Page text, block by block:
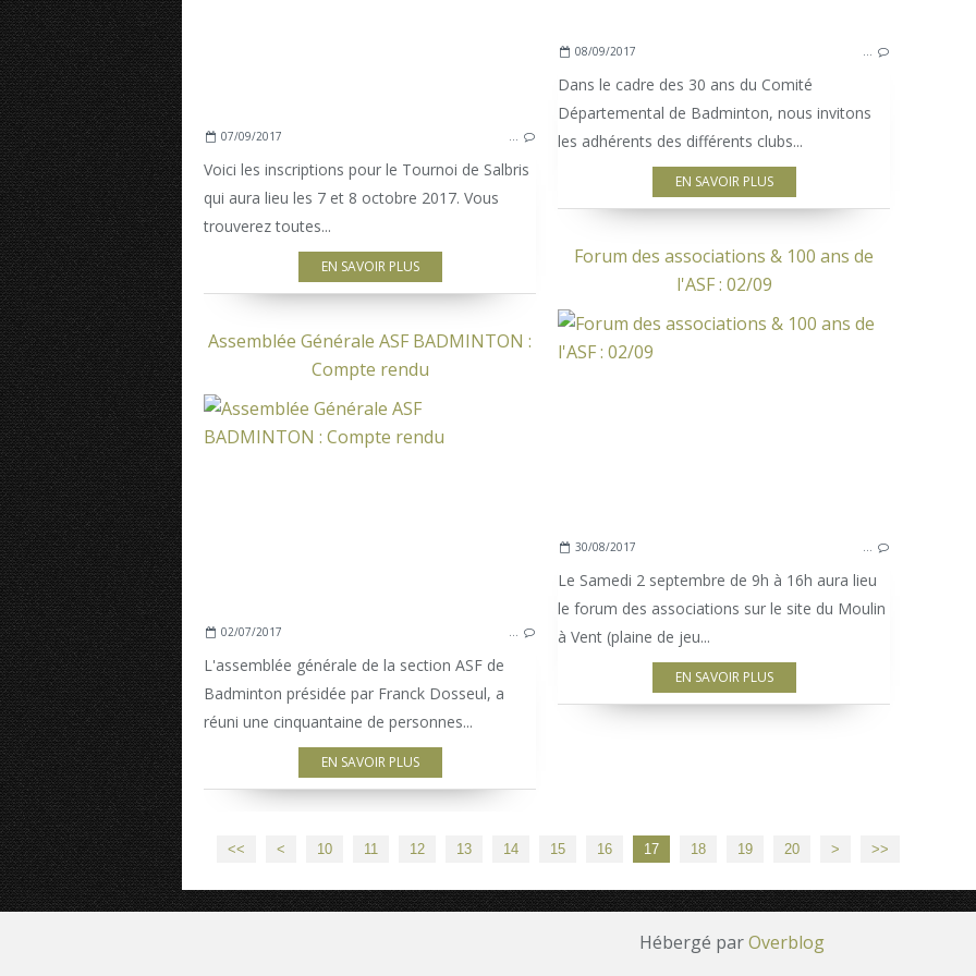
08/09/2017 …
Dans le cadre des 30 ans du Comité
Départemental de Badminton, nous invitons
les adhérents des différents clubs...
EN SAVOIR PLUS
07/09/2017 …
Voici les inscriptions pour le Tournoi de Salbris
qui aura lieu les 7 et 8 octobre 2017. Vous
trouverez toutes...
EN SAVOIR PLUS
Forum des associations & 100 ans de
l'ASF : 02/09
30/08/2017 …
Le Samedi 2 septembre de 9h à 16h aura lieu
le forum des associations sur le site du Moulin
à Vent (plaine de jeu...
EN SAVOIR PLUS
Assemblée Générale ASF BADMINTON :
Compte rendu
02/07/2017 …
L'assemblée générale de la section ASF de
Badminton présidée par Franck Dosseul, a
réuni une cinquantaine de personnes...
EN SAVOIR PLUS
<< < 10 11 12 13 14 15 16 17 18 19 20 30
40
50
60
70
> >>
Hébergé parOverblog